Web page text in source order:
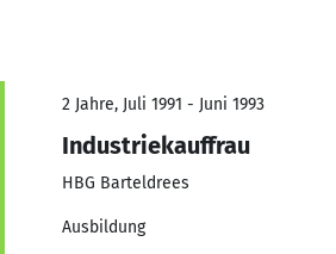
2 Jahre, Juli 1991 - Juni 1993
Industriekauffrau
HBG Barteldrees
Ausbildung